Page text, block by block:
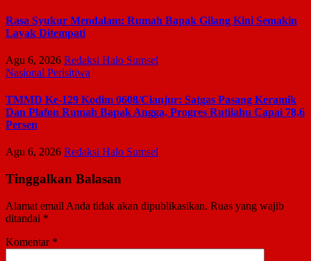
Rasa Syukur Mendalam: Rumah Bapak Gilang Kini Semakin
Layak Ditempati
Agu 6, 2026 Redaksi Halo Sumsel
Nasional Perisitiwa
TMMD Ke-129 Kodim 0608/Cianjur: Satgas Pasang Keramik
Dan Plafon Rumah Bapak Angga, Progres Rutilahu Capai 78,6
Persen
Agu 6, 2026 Redaksi Halo Sumsel
Tinggalkan Balasan
Alamat email Anda tidak akan dipublikasikan. Ruas yang wajib
ditandai *
Komentar *